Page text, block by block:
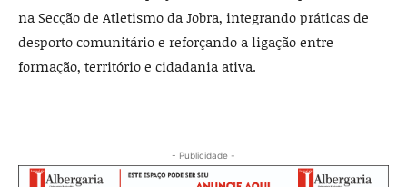
na Secção de Atletismo da Jobra, integrando práticas de
desporto comunitário e reforçando a ligação entre
formação, território e cidadania ativa.
- Publicidade -